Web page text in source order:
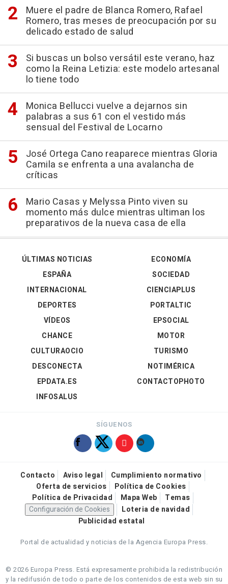
Muere el padre de Blanca Romero, Rafael
Romero, tras meses de preocupación por su
delicado estado de salud
Si buscas un bolso versátil este verano, haz
como la Reina Letizia: este modelo artesanal
lo tiene todo
Monica Bellucci vuelve a dejarnos sin
palabras a sus 61 con el vestido más
sensual del Festival de Locarno
José Ortega Cano reaparece mientras Gloria
Camila se enfrenta a una avalancha de
críticas
Mario Casas y Melyssa Pinto viven su
momento más dulce mientras ultiman los
preparativos de la nueva casa de ella
ÚLTIMAS NOTICIAS
ESPAÑA
INTERNACIONAL
DEPORTES
VÍDEOS
ECONOMÍA
SOCIEDAD
CIENCIAPLUS
PORTALTIC
EPSOCIAL
CHANCE
CULTURAOCIO
DESCONECTA
EPDATA.ES
INFOSALUS
MOTOR
TURISMO
NOTIMÉRICA
CONTACTOPHOTO
SÍGUENOS
Contacto Aviso legal
Cumplimiento normativo
Oferta de servicios
Política de Cookies
Política de Privacidad
Mapa Web
Temas
Configuración de Cookies
Loteria de navidad
Publicidad estatal
Portal de actualidad y noticias de la Agencia Europa Press.
© 2026 Europa Press. Está expresamente prohibida la redistribución
y la redifusión de todo o parte de los contenidos de esta web sin su